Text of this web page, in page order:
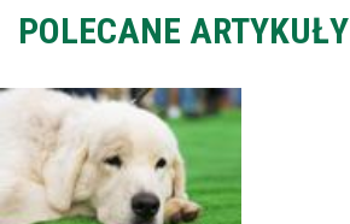
POLECANE ARTYKUŁY